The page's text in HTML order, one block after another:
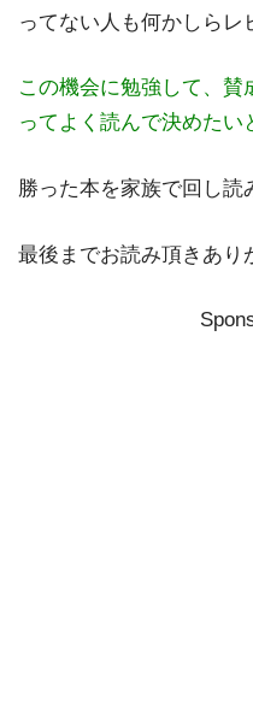
ってない人も何かしらレ
この機会に勉強して、賛
ってよく読んで決めたい
勝った本を家族で回し読
最後までお読み頂きあり